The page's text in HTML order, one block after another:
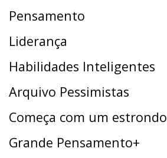
Pensamento
Liderança
Habilidades Inteligentes
Arquivo Pessimistas
Começa com um estrondo
Grande Pensamento+